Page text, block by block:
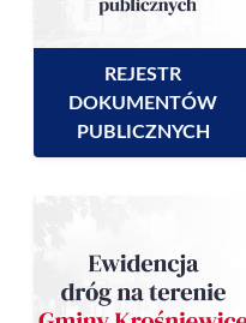
REJESTR
DOKUMENTÓW
PUBLICZNYCH